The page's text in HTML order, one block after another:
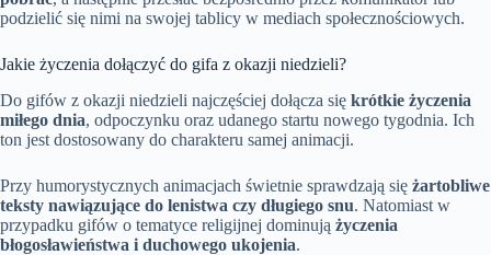
podzielić się nimi na swojej tablicy w mediach społecznościowych.
Jakie życzenia dołączyć do gifa z okazji niedzieli?
Do gifów z okazji niedzieli najczęściej dołącza się krótkie życzenia
miłego dnia, odpoczynku oraz udanego startu nowego tygodnia. Ich
ton jest dostosowany do charakteru samej animacji.
Przy humorystycznych animacjach świetnie sprawdzają się żartobliwe
teksty nawiązujące do lenistwa czy długiego snu. Natomiast w
przypadku gifów o tematyce religijnej dominują życzenia
błogosławieństwa i duchowego ukojenia.